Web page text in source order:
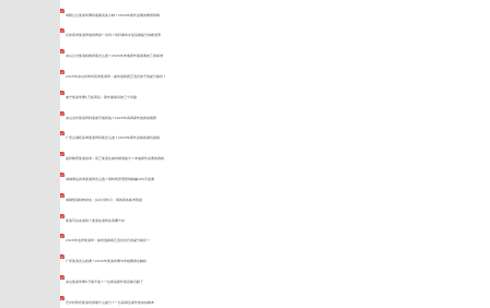
绵阳公立复读学费到底要花多少钱？2026年家长必看的费用明细
甘孜高考复读班值得再拼一次吗？回归课本才是后期提分的硬道理
凉山公办复读机构到底怎么选？2026年本地家长最该看的三条标准
2026年凉山封闭式高考复读班：如何选择真正适合孩子的提分路径？
遂宁复读学费1万多背后：家长最该问的三个问题
凉山文科复读班到底值不值得选？2026年高四家长的真实观察
广安主城区高考复读班到底怎么选？2026年家长必知的避坑真相
嘉祥教育复读咨询：高三复读生如何精准提分？本地家长必看的真相
成都周边高考复读班怎么选？用时间管理思维跑赢300天逆袭
成都复读机构排名：从9月到5月，我的真实备考复盘
复读可以走读吗？复读走读和住宿哪个好
2026年达州复读班：如何选择真正适合自己的提分路径？
广安复读怎么收费？2026年复读学费与学校费用全解析
凉山复读学费5万值不值？一位西昌家长算完账沉默了
巴中封闭式复读培训靠什么提分？一位高四生家长的实拍账本